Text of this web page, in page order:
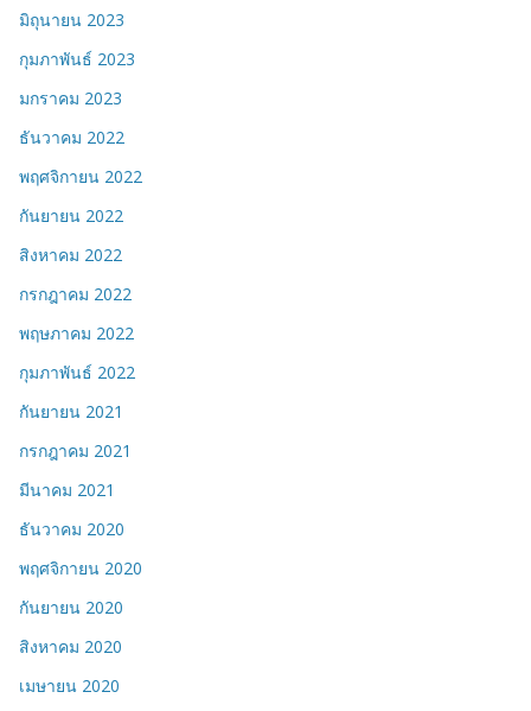
มิถุนายน 2023
กุมภาพันธ์ 2023
มกราคม 2023
ธันวาคม 2022
พฤศจิกายน 2022
กันยายน 2022
สิงหาคม 2022
กรกฎาคม 2022
พฤษภาคม 2022
กุมภาพันธ์ 2022
กันยายน 2021
กรกฎาคม 2021
มีนาคม 2021
ธันวาคม 2020
พฤศจิกายน 2020
กันยายน 2020
สิงหาคม 2020
เมษายน 2020